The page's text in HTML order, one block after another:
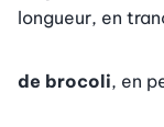
longueur, en
de brocoli, en